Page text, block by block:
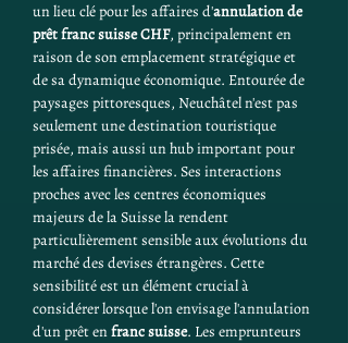
un lieu clé pour les affaires d'annulation de
prêt franc suisse CHF, principalement en
raison de son emplacement stratégique et
de sa dynamique économique. Entourée de
paysages pittoresques, Neuchâtel n'est pas
seulement une destination touristique
prisée, mais aussi un hub important pour
les affaires financières. Ses interactions
proches avec les centres économiques
majeurs de la Suisse la rendent
particulièrement sensible aux évolutions du
marché des devises étrangères. Cette
sensibilité est un élément crucial à
considérer lorsque l'on envisage l'annulation
d'un prêt en franc suisse. Les emprunteurs